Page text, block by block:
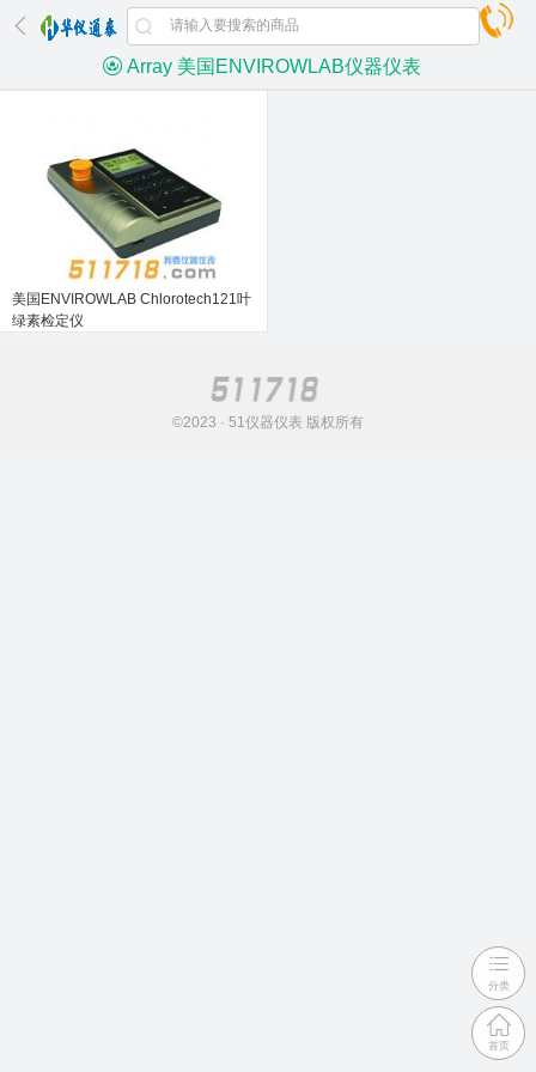
Array 美国ENVIROWLAB仪器仪表
美国ENVIROWLAB Chlorotech121叶
绿素检定仪
©2023 · 51仪器仪表 版权所有
分类
首页